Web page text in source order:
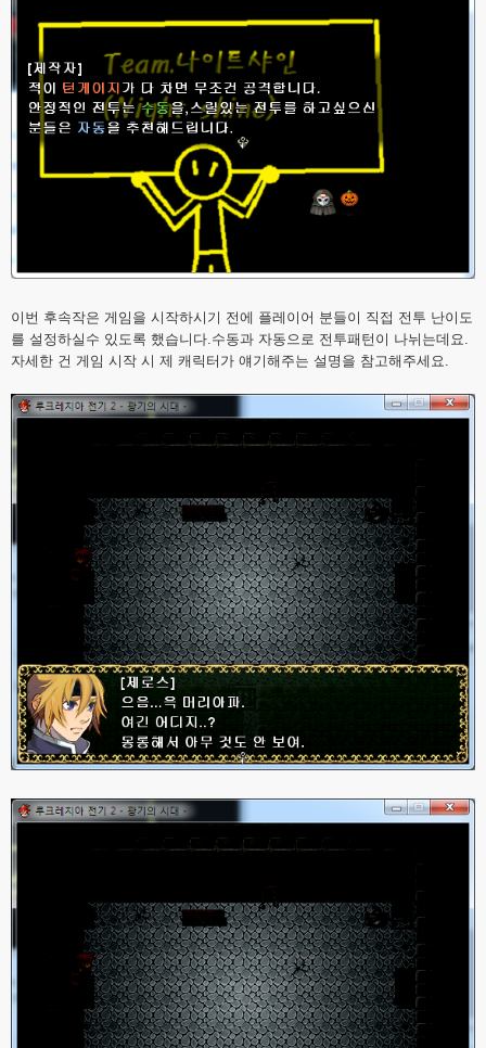
이번 후속작은 게임을 시작하시기 전에 플레이어 분들이 직접 전투 난이도
를 설정하실수 있도록 했습니다.수동과 자동으로 전투패턴이 나뉘는데요.
자세한 건 게임 시작 시 제 캐릭터가 얘기해주는 설명을 참고해주세요.